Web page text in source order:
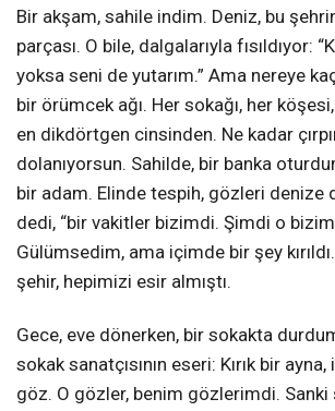
Bir akşam, sahile indim. Deniz, bu
parçası. O bile, dalgalarıyla fısıldıyor:
yoksa seni de yutarım.” Ama nereye
bir örümcek ağı. Her sokağı, her
en dikdörtgen cinsinden. Ne kadar
dolanıyorsun. Sahilde, bir banka
bir adam. Elinde tespih, gözleri denize
dedi, “bir vakitler bizimdi. Şimdi o
Gülümsedim, ama içimde bir şey kırıldı.
şehir, hepimizi esir almıştı.
Gece, eve dönerken, bir sokakta
sokak sanatçısının eseri: Kırık bir
göz. O gözler, benim gözlerimdi. Sanki